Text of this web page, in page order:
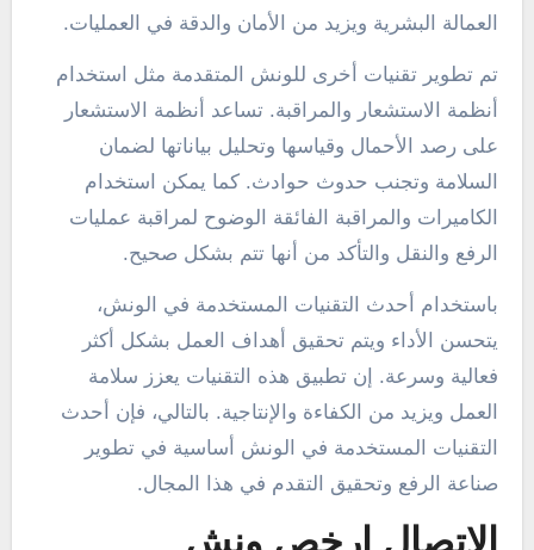
العمالة البشرية ويزيد من الأمان والدقة في العمليات.
تم تطوير تقنيات أخرى للونش المتقدمة مثل استخدام
أنظمة الاستشعار والمراقبة. تساعد أنظمة الاستشعار
على رصد الأحمال وقياسها وتحليل بياناتها لضمان
السلامة وتجنب حدوث حوادث. كما يمكن استخدام
الكاميرات والمراقبة الفائقة الوضوح لمراقبة عمليات
الرفع والنقل والتأكد من أنها تتم بشكل صحيح.
باستخدام أحدث التقنيات المستخدمة في الونش،
يتحسن الأداء ويتم تحقيق أهداف العمل بشكل أكثر
فعالية وسرعة. إن تطبيق هذه التقنيات يعزز سلامة
العمل ويزيد من الكفاءة والإنتاجية. بالتالي، فإن أحدث
التقنيات المستخدمة في الونش أساسية في تطوير
صناعة الرفع وتحقيق التقدم في هذا المجال.
الاتصال ارخص ونش